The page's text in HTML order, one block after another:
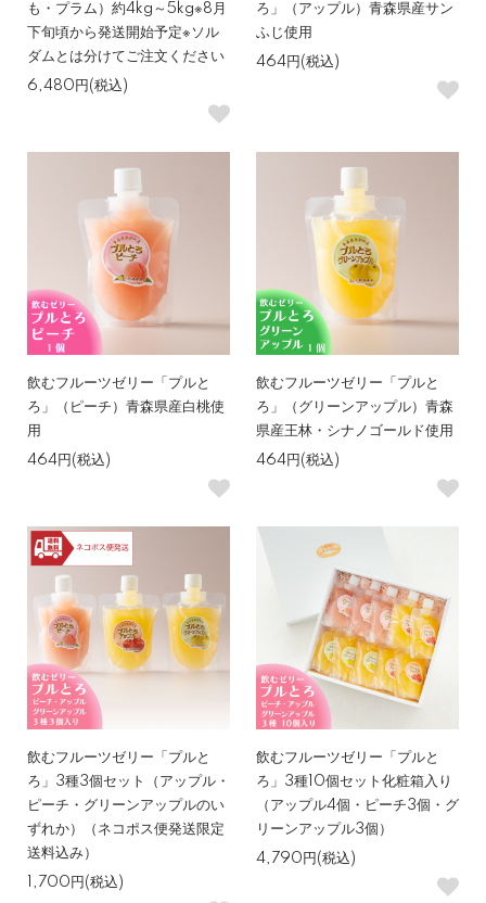
も・プラム）約4kg～5kg※8月
下旬頃から発送開始予定※ソル
ダムとは分けてご注文ください
6,480円(税込)
ろ」（アップル）青森県産サン
ふじ使用
464円(税込)
飲むフルーツゼリー「プルと
ろ」（ピーチ）青森県産白桃使
用
464円(税込)
飲むフルーツゼリー「プルと
ろ」（グリーンアップル）青森
県産王林・シナノゴールド使用
464円(税込)
飲むフルーツゼリー「プルと
ろ」3種3個セット（アップル・
ピーチ・グリーンアップルのい
ずれか）（ネコポス便発送限定
送料込み）
1,700円(税込)
飲むフルーツゼリー「プルと
ろ」3種10個セット化粧箱入り
（アップル4個・ピーチ3個・グ
リーンアップル3個）
4,790円(税込)